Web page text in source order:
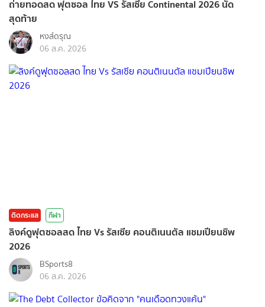
ถ่ายทอดสด ฟุตซอล ไทย VS รัสเซีย Continental 2026 นัด
สุดท้าย
หงส์ดรุณ
06 ส.ค. 2026
ติดกระแส กีฬา
ลิงค์ดูฟุตซอลสด ไทย Vs รัสเซีย คอนติเนนตัล แชมเปียนชิพ
2026
BSports8
06 ส.ค. 2026